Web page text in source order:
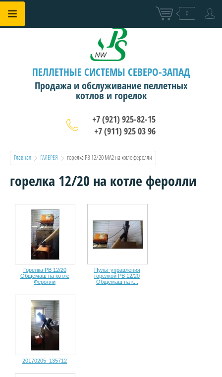
0
ПЕЛЛЕТНЫЕ СИСТЕМЫ СЕВЕРО-ЗАПАД
Продажа и обслуживание пеллетных
котлов и горелок
+7 (921) 925-82-15
+7 (911) 925 03 96
Главная ГАЛЕРЕЯ
  горелка РВ 12/20 МА2 на котле феролли
горелка 12/20 на котле феролли
Горелка РВ 12/20
Общемаш на котле
Феролли
Пульт управления
горелкой РВ 12/20
Общемаш на к...
20170205_135712